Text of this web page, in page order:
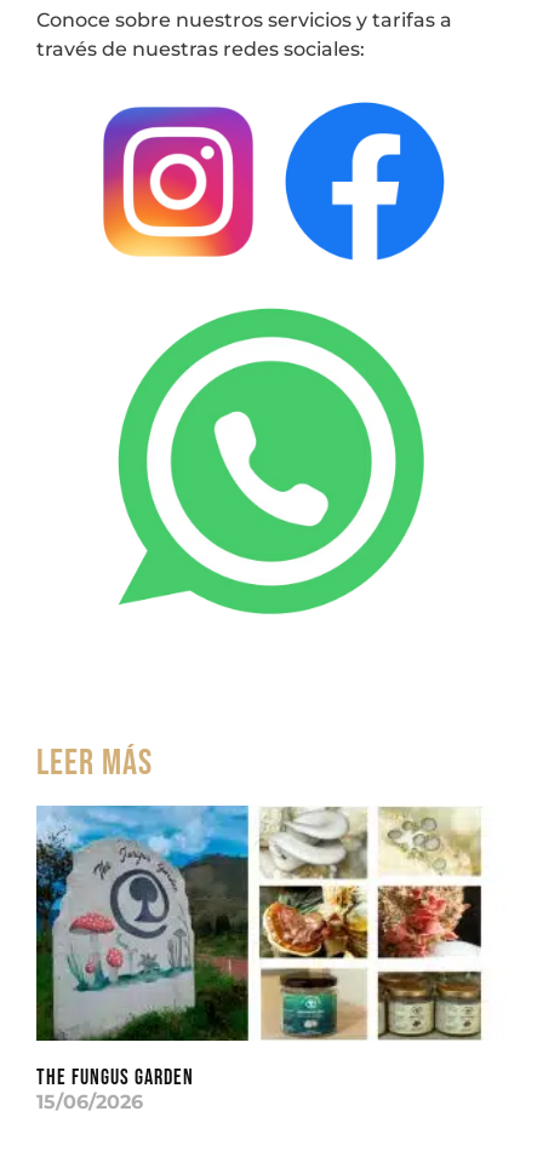
Conoce sobre nuestros servicios y tarifas a
través de nuestras redes sociales:
Leer más
THE FUNGUS GARDEN
15/06/2026